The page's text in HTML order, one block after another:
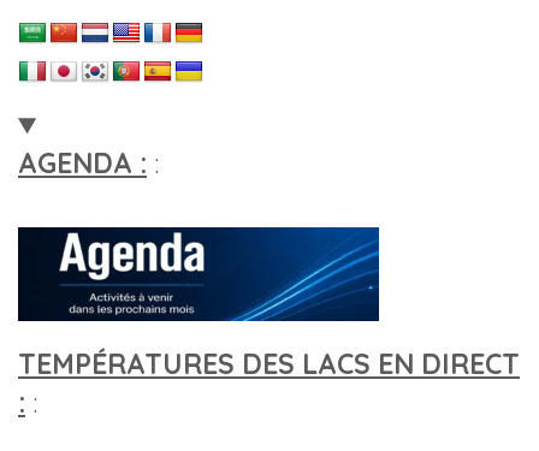
AGENDA : :
TEMPÉRATURES DES LACS EN DIRECT
: :